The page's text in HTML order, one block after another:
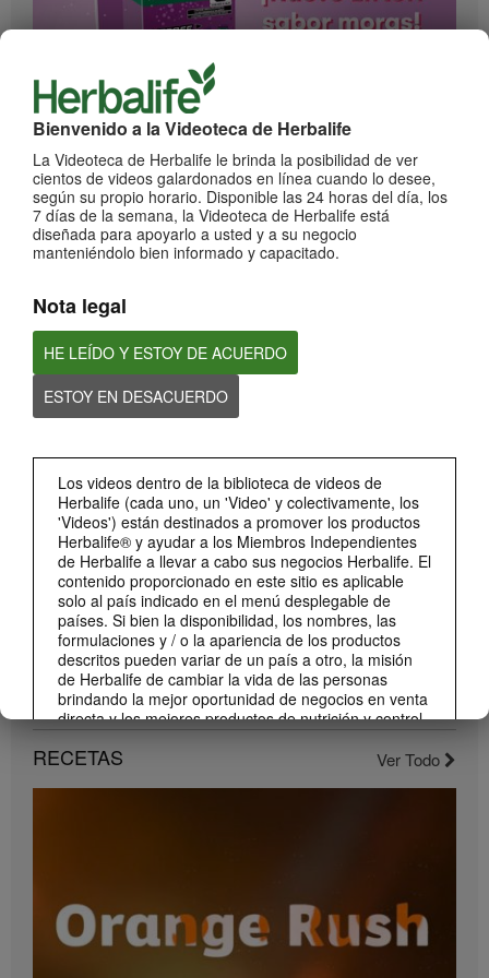
Bienvenido a la Videoteca de Herbalife
La Videoteca de Herbalife le brinda la posibilidad de ver
cientos de videos galardonados en línea cuando lo desee,
según su propio horario. Disponible las 24 horas del día, los
7 días de la semana, la Videoteca de Herbalife está
diseñada para apoyarlo a usted y a su negocio
manteniéndolo bien informado y capacitado.
Nota legal
HE LEÍDO Y ESTOY DE ACUERDO
ESTOY EN DESACUERDO
Los videos dentro de la biblioteca de videos de
Herbalife (cada uno, un 'Video' y colectivamente, los
'Videos') están destinados a promover los productos
Herbalife® y ayudar a los Miembros Independientes
de Herbalife a llevar a cabo sus negocios Herbalife. El
contenido proporcionado en este sitio es aplicable
solo al país indicado en el menú desplegable de
países. Si bien la disponibilidad, los nombres, las
formulaciones y / o la apariencia de los productos
descritos pueden variar de un país a otro, la misión
de Herbalife de cambiar la vida de las personas
brindando la mejor oportunidad de negocios en venta
directa y los mejores productos de nutrición y control
Los Videos pueden incluir volúmenes de ventas o
experiencias de ganancias de varios Miembros
lo que ganará. Para obtener los datos de desempeño
financiero promedio más recientes aplicables a la
Región en la que realiza su negocio, consulte
Herbalife.com o MyHerbalife.com.
¡Impulsa cada momento! Nuevo Liftoff sabor Moras
Conoce el nuevo sabor mora de esta bebida efervescente que le dará impulso a
cada momento
1:22
Compártelo con todos tus clientes y conocidos.
RECETAS Ver Todo